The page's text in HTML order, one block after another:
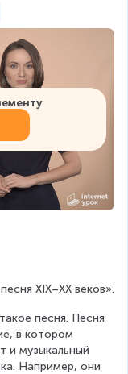
XIX–XX веков».
песня. Песня
в котором
и музыкальный
Например, они